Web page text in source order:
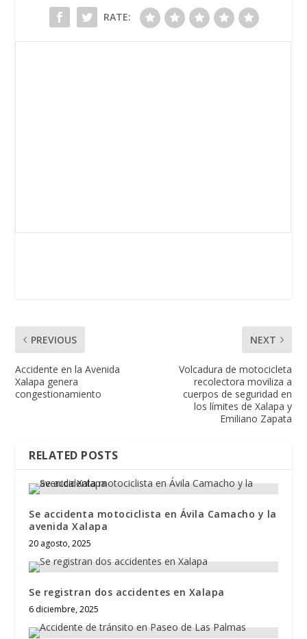
RATE:
PREVIOUS
Accidente en la Avenida
Xalapa genera
congestionamiento
NEXT
Volcadura de motocicleta
recolectora moviliza a
cuerpos de seguridad en
los límites de Xalapa y
Emiliano Zapata
RELATED POSTS
Se accidenta motociclista en Ávila Camacho y la
avenida Xalapa
20 agosto, 2025
Se registran dos accidentes en Xalapa
6 diciembre, 2025